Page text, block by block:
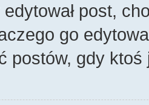
post,
go
postów, gdy ktoś